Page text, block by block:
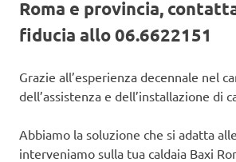
Roma e provincia,
fiducia allo 06.6622151
Grazie all’esperienza decennale nel
dell’assistenza e dell’installazione di
Abbiamo la soluzione che si adatta
interveniamo sulla tua caldaia Baxi